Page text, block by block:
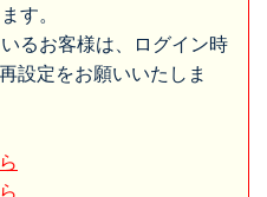
す。
るお客様は、ログイン時
設定をお願いいたしま